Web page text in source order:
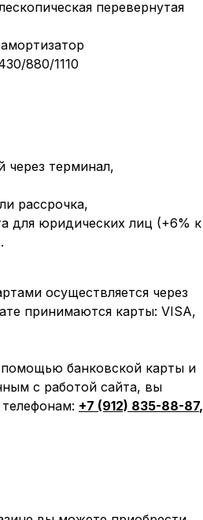
перевернутая
880/1110
через терминал,
рассрочка,
для юридических лиц (+6% к
осуществляется через
принимаются карты: VISA,
банковской карты и
с работой сайта, вы
+7 (912) 835-88-87,